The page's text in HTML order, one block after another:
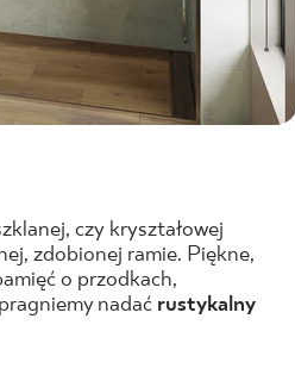
czy kryształowej
zdobionej ramie. Piękne,
o przodkach,
nadać rustykalny